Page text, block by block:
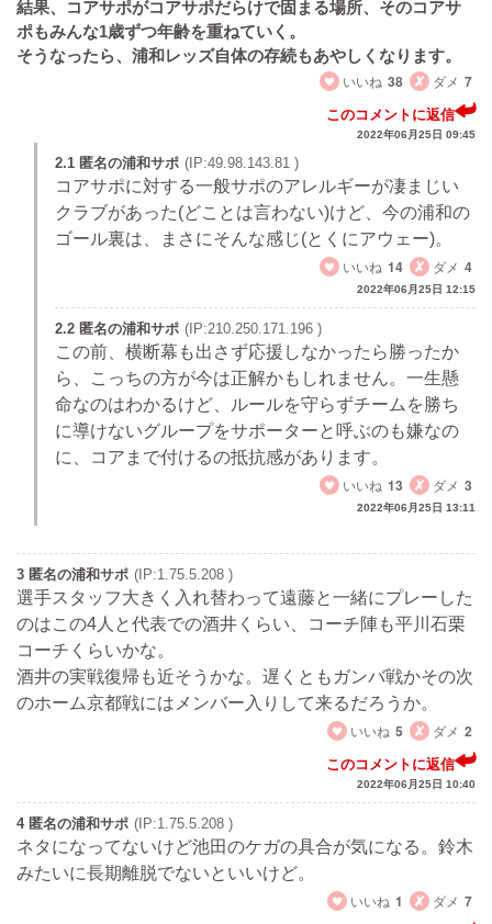
結果、コアサポがコアサポだらけで固まる場所、そのコアサ
ポもみんな1歳ずつ年齢を重ねていく。
そうなったら、浦和レッズ自体の存続もあやしくなります。
いいね 38 ダメ 7
このコメントに返信
2022年06月25日 09:45
2.1 匿名の浦和サポ (IP:49.98.143.81 )
コアサポに対する一般サポのアレルギーが凄まじい
クラブがあった(どことは言わない)けど、今の浦和の
ゴール裏は、まさにそんな感じ(とくにアウェー)。
いいね 14 ダメ 4
2022年06月25日 12:15
2.2 匿名の浦和サポ (IP:210.250.171.196 )
この前、横断幕も出さず応援しなかったら勝ったか
ら、こっちの方が今は正解かもしれません。一生懸
命なのはわかるけど、ルールを守らずチームを勝ち
に導けないグループをサポーターと呼ぶのも嫌なの
に、コアまで付けるの抵抗感があります。
いいね 13 ダメ 3
2022年06月25日 13:11
3 匿名の浦和サポ (IP:1.75.5.208 )
選手スタッフ大きく入れ替わって遠藤と一緒にプレーした
のはこの4人と代表での酒井くらい、コーチ陣も平川石栗
コーチくらいかな。
酒井の実戦復帰も近そうかな。遅くともガンバ戦かその次
のホーム京都戦にはメンバー入りして来るだろうか。
いいね 5 ダメ 2
このコメントに返信
2022年06月25日 10:40
4 匿名の浦和サポ (IP:1.75.5.208 )
ネタになってないけど池田のケガの具合が気になる。鈴木
みたいに長期離脱でないといいけど。
いいね 1 ダメ 7